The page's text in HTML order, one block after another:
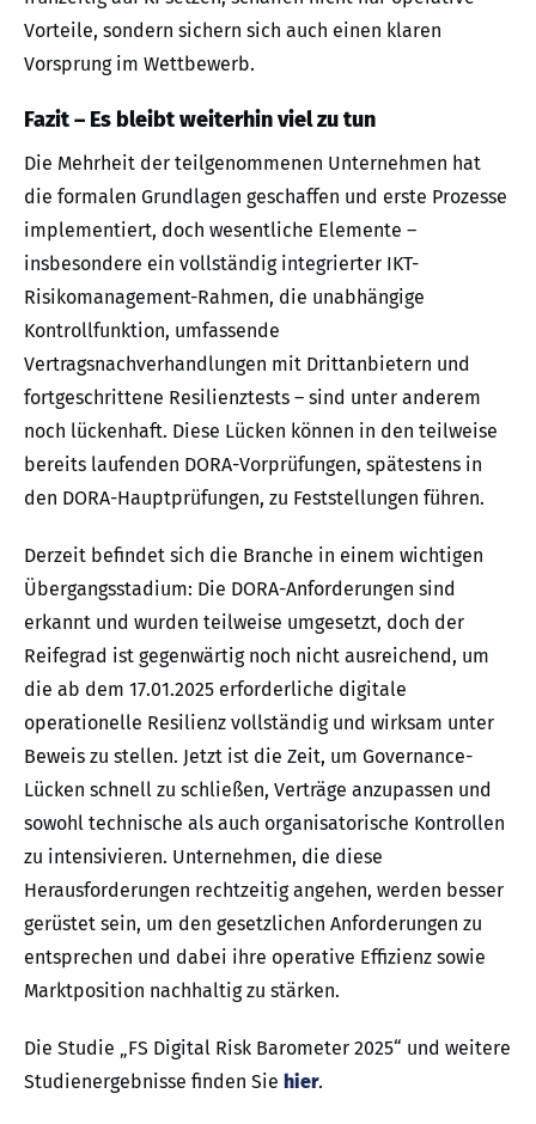
Vorteile, sondern sichern sich auch einen klaren
Vorsprung im Wettbewerb.
Fazit – Es bleibt weiterhin viel zu tun
Die Mehrheit der teilgenommenen Unternehmen hat
die formalen Grundlagen geschaffen und erste Prozesse
implementiert, doch wesentliche Elemente –
insbesondere ein vollständig integrierter IKT-
Risikomanagement-Rahmen, die unabhängige
Kontrollfunktion, umfassende
Vertragsnachverhandlungen mit Drittanbietern und
fortgeschrittene Resilienztests – sind unter anderem
noch lückenhaft. Diese Lücken können in den teilweise
bereits laufenden DORA-Vorprüfungen, spätestens in
den DORA-Hauptprüfungen, zu Feststellungen führen.
Derzeit befindet sich die Branche in einem wichtigen
Übergangsstadium: Die DORA-Anforderungen sind
erkannt und wurden teilweise umgesetzt, doch der
Reifegrad ist gegenwärtig noch nicht ausreichend, um
die ab dem 17.01.2025 erforderliche digitale
operationelle Resilienz vollständig und wirksam unter
Beweis zu stellen. Jetzt ist die Zeit, um Governance-
Lücken schnell zu schließen, Verträge anzupassen und
sowohl technische als auch organisatorische Kontrollen
zu intensivieren. Unternehmen, die diese
Herausforderungen rechtzeitig angehen, werden besser
gerüstet sein, um den gesetzlichen Anforderungen zu
entsprechen und dabei ihre operative Effizienz sowie
Marktposition nachhaltig zu stärken.
Die Studie „FS Digital Risk Barometer 2025“ und weitere
Studienergebnisse finden Sie hier.